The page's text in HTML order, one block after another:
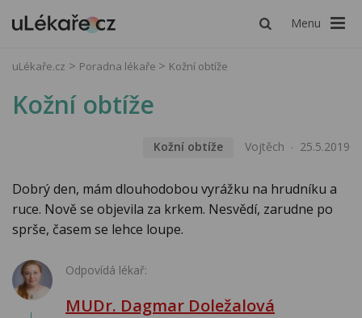
Menu
uLékaře.cz Poradna lékaře Kožní obtíže
Kožní obtíže
Kožní obtíže Vojtěch 25.5.2019
Dobrý den, mám dlouhodobou vyrážku na hrudníku a
ruce. Nově se objevila za krkem. Nesvědí, zarudne po
sprše, časem se lehce loupe.
Odpovídá lékař:
MUDr. Dagmar Doležalová